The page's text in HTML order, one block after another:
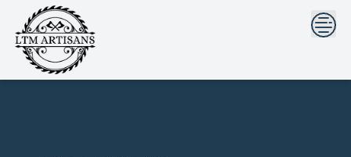
```html```
content